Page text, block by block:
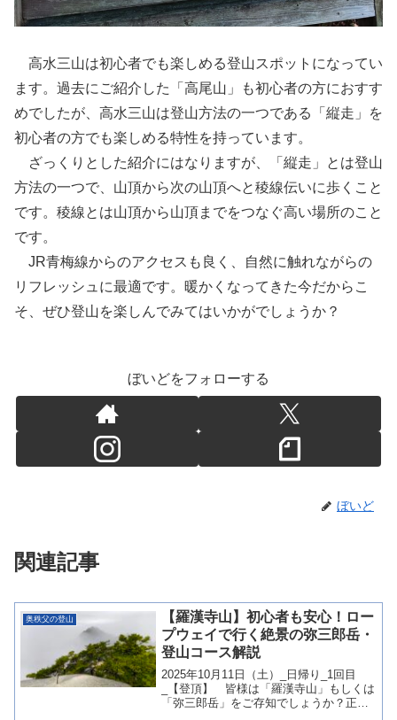
高水三山は初心者でも楽しめる登山スポットになってい
ます。過去にご紹介した「高尾山」も初心者の方におすす
めでしたが、高水三山は登山方法の一つである「縦走」を
初心者の方でも楽しめる特性を持っています。
ざっくりとした紹介にはなりますが、「縦走」とは登山
方法の一つで、山頂から次の山頂へと稜線伝いに歩くこと
です。稜線とは山頂から山頂までをつなぐ高い場所のこと
です。
JR青梅線からのアクセスも良く、自然に触れながらの
リフレッシュに最適です。暖かくなってきた今だからこ
そ、ぜひ登山を楽しんでみてはいかがでしょうか？
ぼいどをフォローする
ぼいど
関連記事
奥秩父の登山
【羅漢寺山】初心者も安心！ロー
プウェイで行く絶景の弥三郎岳・
登山コース解説
2025年10月11日（土）_日帰り_1回目
_【登頂】 皆様は「羅漢寺山」もしくは
「弥三郎岳」をご存知でしょうか？正直